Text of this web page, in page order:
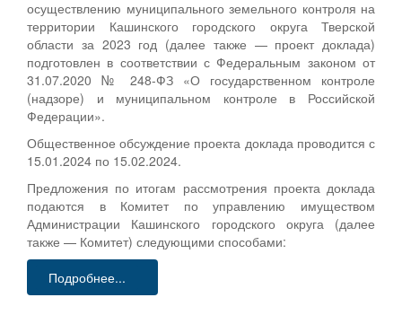
осуществлению муниципального земельного контроля на
территории Кашинского городского округа Тверской
области за 2023 год (далее также — проект доклада)
подготовлен в соответствии с Федеральным законом от
31.07.2020 № 248-ФЗ «О государственном контроле
(надзоре) и муниципальном контроле в Российской
Федерации».
Общественное обсуждение проекта доклада проводится с
15.01.2024 по 15.02.2024.
Предложения по итогам рассмотрения проекта доклада
подаются в Комитет по управлению имуществом
Администрации Кашинского городского округа (далее
также — Комитет) следующими способами:
Подробнее...